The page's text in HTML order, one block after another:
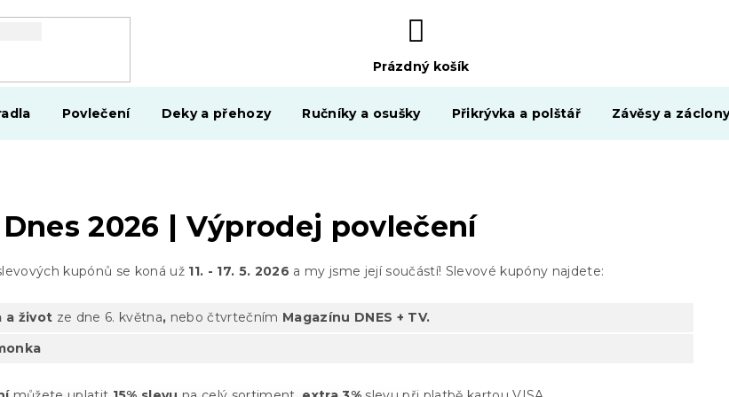
NÁKUPNÍ
KOŠÍK
Prázdný košík
Povlečení Deky a přehozy Ručníky a osušky Přikrývka a polštář Závěsy a
2026 | Výprodej povlečení
kupónů se koná už 11. - 17. 5. 2026 a my jsme její součástí! Slevové kupóny najdete:
a život ze dne 6. května, nebo čtvrtečním Magazínu DNES + TV.